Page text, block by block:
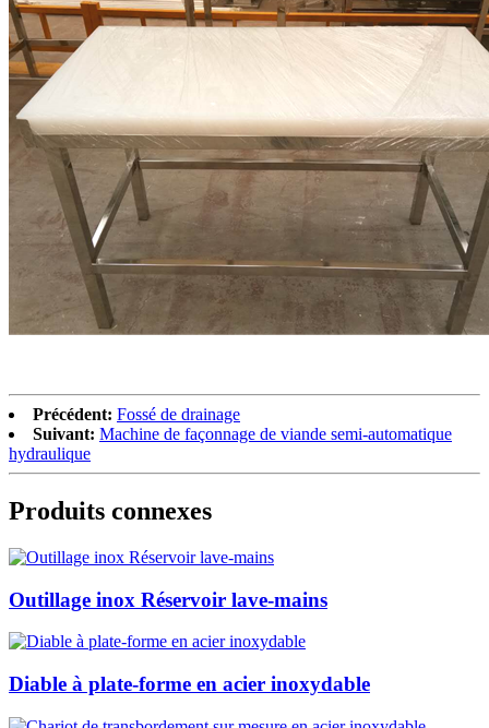
Précédent: Fossé de drainage
Suivant: Machine de façonnage de viande semi-automatique
hydraulique
Produits connexes
Outillage inox Réservoir lave-mains
Diable à plate-forme en acier inoxydable